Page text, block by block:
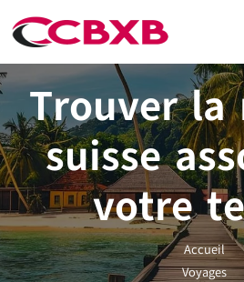
Trouver la
suisse
votre
Accueil
Voyages